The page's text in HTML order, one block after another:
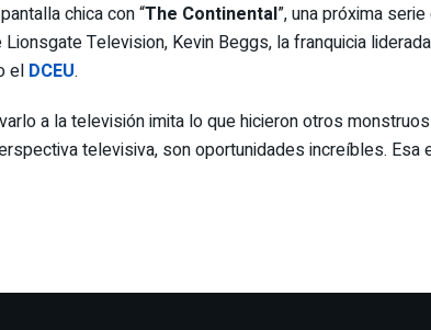
chica con “The Continental”, una próxima
Television, Kevin Beggs, la franquicia
el DCEU.
a la televisión imita lo que hicieron otros
televisiva, son oportunidades increíbles. Esa